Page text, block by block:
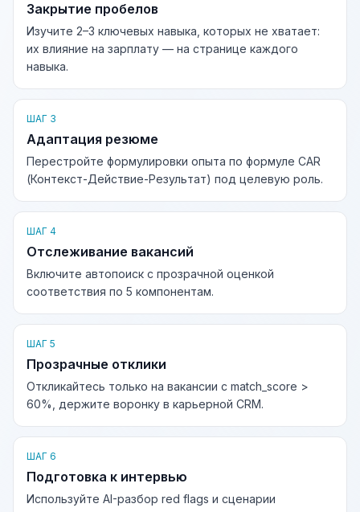
Закрытие пробелов
Изучите 2–3 ключевых навыка, которых не хватает:
их влияние на зарплату — на странице каждого
навыка.
ШАГ 3
Адаптация резюме
Перестройте формулировки опыта по формуле CAR
(Контекст-Действие-Результат) под целевую роль.
ШАГ 4
Отслеживание вакансий
Включите автопоиск с прозрачной оценкой
соответствия по 5 компонентам.
ШАГ 5
Прозрачные отклики
Откликайтесь только на вакансии с match_score >
60%, держите воронку в карьерной CRM.
ШАГ 6
Подготовка к интервью
Используйте AI-разбор red flags и сценарии